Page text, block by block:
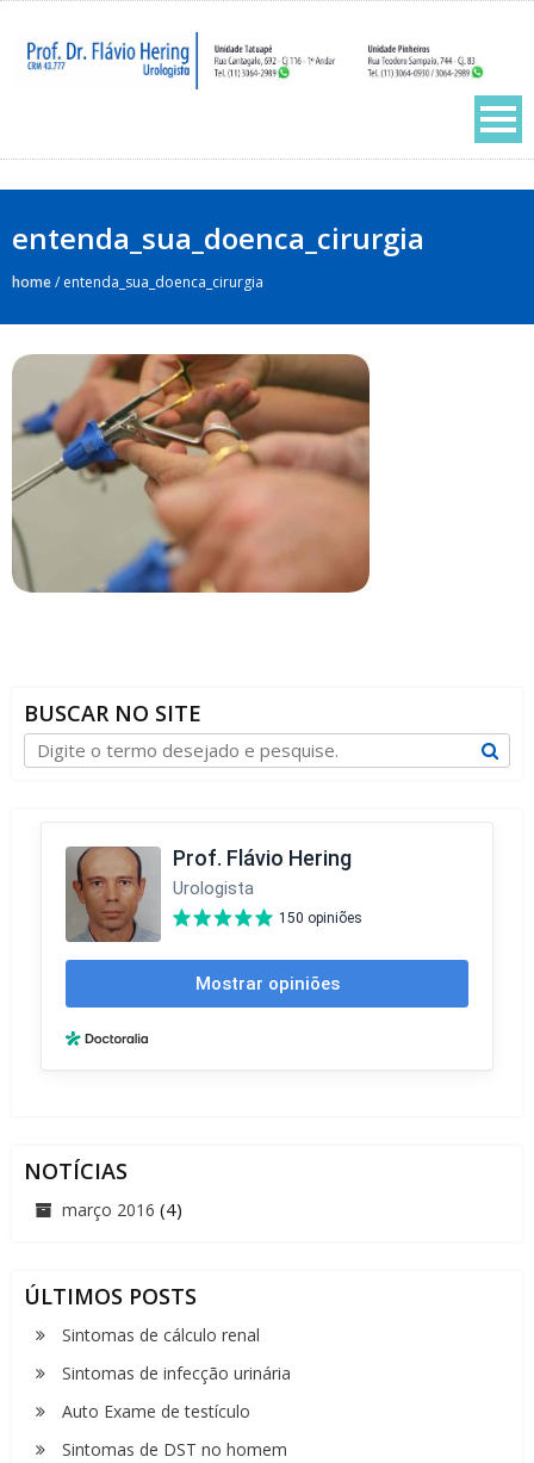
entenda_sua_doenca_cirurgia
home/entenda_sua_doenca_cirurgia
BUSCAR NO SITE
NOTÍCIAS
março 2016 (4)
ÚLTIMOS POSTS
Sintomas de cálculo renal
Sintomas de infecção urinária
Auto Exame de testículo
Sintomas de DST no homem